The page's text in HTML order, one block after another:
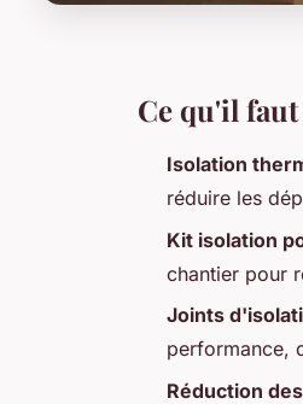
Ce qu'il
Isolation
réduire les
Kit isolation
chantier pour
Joints
performance,
Réduction